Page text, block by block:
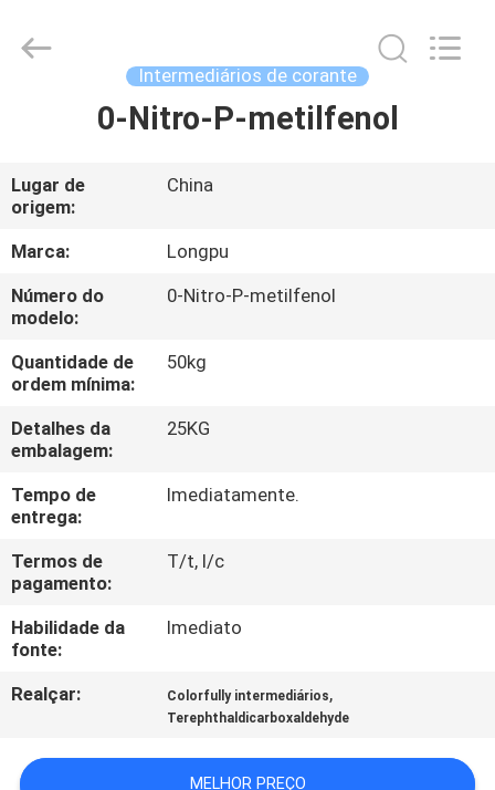
PRODUTOS
VÍDEOS
SOBRE
À
FÁBRICA
CONTROLE
DE
QUALIDADE
SOLICITE
COMPANY
LIMITED.
Intermediários de corante
0-Nitro-P-metilfenol
Lugar de
origem:
China
Marca:
Longpu
Número do
modelo:
0-Nitro-P-metilfenol
Quantidade de
ordem mínima:
50kg
Detalhes da
embalagem:
25KG
Tempo de
entrega:
Imediatamente.
Termos de
pagamento:
T/t, l/c
Habilidade da
fonte:
Imediato
Realçar: Colorfully intermediários,
Terephthaldicarboxaldehyde
MELHOR PREÇO